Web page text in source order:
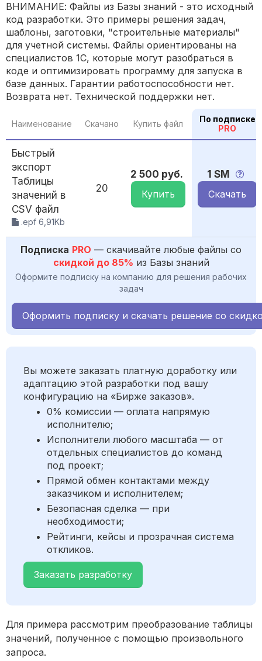
ВНИМАНИЕ: Файлы из Базы знаний - это исходный
код разработки. Это примеры решения задач,
шаблоны, заготовки, "строительные материалы"
для учетной системы. Файлы ориентированы на
специалистов 1С, которые могут разобраться в
коде и оптимизировать программу для запуска в
базе данных. Гарантии работоспособности нет.
Возврата нет. Технической поддержки нет.
Наименование Скачано Купить файл
По подписке
PRO
Быстрый
экспорт
Таблицы
значений в
CSV файл
.epf 6,91Kb
20
2 500 руб.
Купить
1 SM
Скачать
Подписка PRO — скачивайте любые файлы со
скидкой до 85% из Базы знаний
Оформите подписку на компанию для решения рабочих
задач
Оформить подписку и скачать решение со
Вы можете заказать платную доработку или
адаптацию этой разработки под вашу
конфигурацию на «Бирже заказов».
0% комиссии — оплата напрямую
исполнителю;
Исполнители любого масштаба — от
отдельных специалистов до команд
под проект;
Прямой обмен контактами между
заказчиком и исполнителем;
Безопасная сделка — при
необходимости;
Рейтинги, кейсы и прозрачная система
откликов.
Заказать разработку
Для примера рассмотрим преобразование таблицы
значений, полученное с помощью произвольного
запроса.